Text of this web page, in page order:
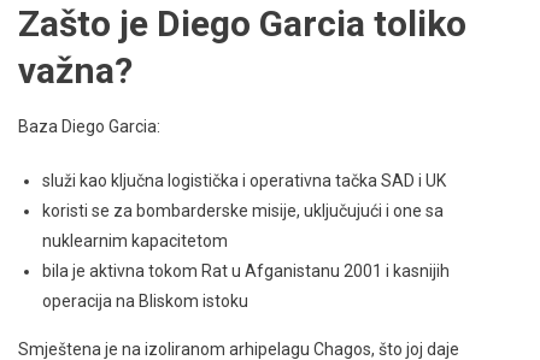
Zašto je Diego Garcia toliko
važna?
Baza Diego Garcia:
služi kao ključna logistička i operativna tačka SAD i UK
koristi se za bombarderske misije, uključujući i one sa
nuklearnim kapacitetom
bila je aktivna tokom Rat u Afganistanu 2001 i kasnijih
operacija na Bliskom istoku
Smještena je na izoliranom arhipelagu Chagos, što joj daje